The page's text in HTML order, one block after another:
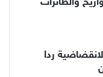
والطائرات
ردا